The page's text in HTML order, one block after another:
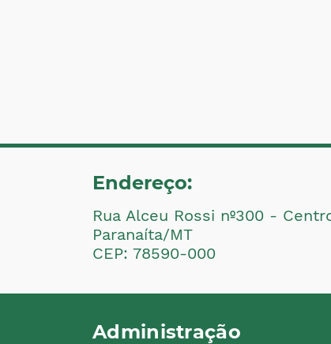
Endereço:
Rua Alceu Rossi nº300 -
Paranaíta/MT
CEP: 78590-000
Administração